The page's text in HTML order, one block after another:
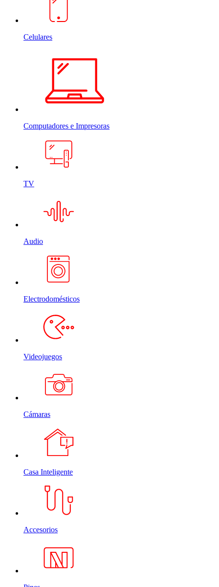
Celulares
Computadores e Impresoras
TV
Audio
Electrodomésticos
Videojuegos
Cámaras
Casa Inteligente
Accesorios